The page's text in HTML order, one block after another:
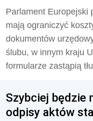
Parlament Europejski
mają ograniczyć
dokumentów
ślubu, w innym kraju
formularze zastąpią
Szybciej będzie
odpisy aktów